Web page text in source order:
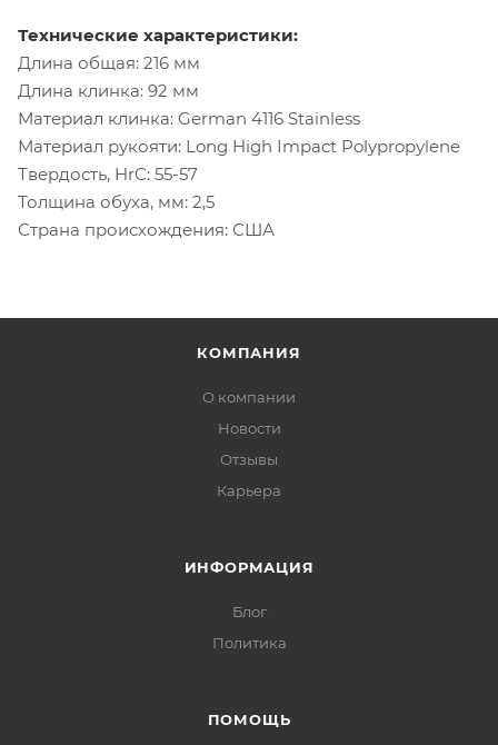
Технические характеристики:
Длина общая: 216 мм
Длина клинка: 92 мм
Материал клинка: German 4116 Stainless
Материал рукояти: Long High Impact Polypropylene
Твердость, HrC: 55-57
Толщина обуха, мм: 2,5
Страна происхождения: США
КОМПАНИЯ
О компании
Новости
Отзывы
Карьера
ИНФОРМАЦИЯ
Блог
Политика
ПОМОЩЬ